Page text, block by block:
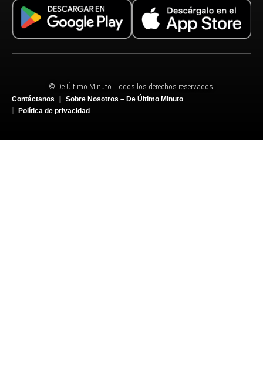
© De Último Minuto. Todos los derechos reservados.
Contáctanos
Sobre Nosotros – De Último Minuto
Política de privacidad